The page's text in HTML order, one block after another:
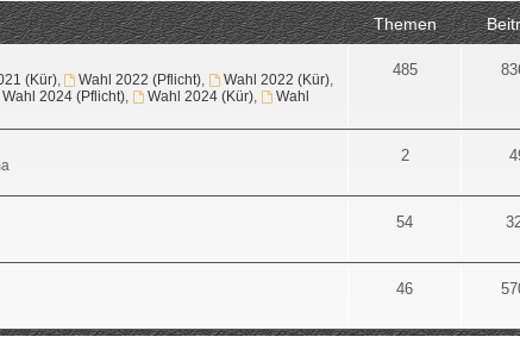
Themen
(Kür), Wahl 2022 (Pflicht), Wahl 2022 (Kür),
Wahl 2024 (Pflicht), Wahl 2024 (Kür),
Wahl
485
2
54
46